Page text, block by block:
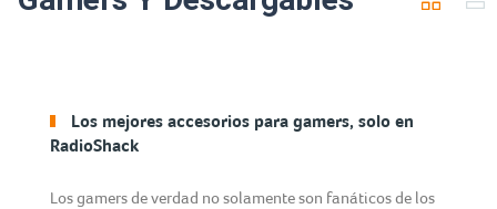
Los mejores accesorios para gamers, solo en
RadioShack
Los gamers de verdad no solamente son fanáticos de los